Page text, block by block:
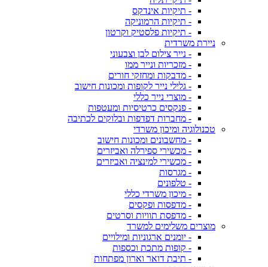
- תיקיות אינדקס
- תיקיות הרמוניקה
- תיקיות פלסטיק וקרטון
ניירת משרדית
- נייר צילום לבן וצבעוני
- מזכריות ונייר ממו
- מדבקות ומחזקי חורים
- גלילי נייר לקופות ומכונות חישוב
- מוצרי נייר כללי
- פנקסים כרטיסיות ומעטפות
- מחברות דפדפות ובלוקים לכתיבה
טכנולוגיה ומיכון משרדי
- מחשבונים ומכונות חישוב
- מכשירי ספירלה ואביזרים
- מכשירי למינציה ואביזרים
- מגרסות
- טלפונים
- מיכון משרדי כללי
- מדפסות ופקסים
- מדפסת תוויות וסרטים
מוצרים משלימים למשרד
- יומנים ארגוניות ומילויים
- קופות מתכת וכספות
- תיבת דואר וארון מפתחות